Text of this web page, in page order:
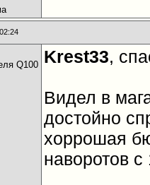
Krest33,
Видел в
достойно
хоррошая
наворотов